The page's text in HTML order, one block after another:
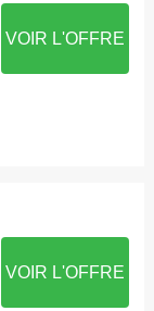
VOIR L'OFFRE
VOIR L'OFFRE